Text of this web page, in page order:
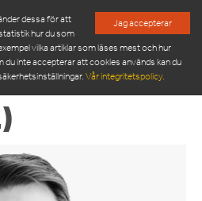
Jag accepterar
dessa för att
hur du som
vilka artiklar som läses mest och hur
du inte accepterar att cookies används kan du
Vår integritetspolicy.